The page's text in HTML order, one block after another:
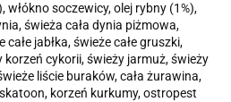
soczewicy, olej rybny (1%),
świeża cała dynia piżmowa,
jabłka, świeże całe gruszki,
korzeń cykorii, świeży jarmuż, świeży
liście buraków, cała żurawina,
korzeń kurkumy, ostropest